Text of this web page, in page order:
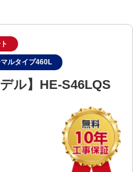
ルタイプ460L
デル】HE-S46LQS